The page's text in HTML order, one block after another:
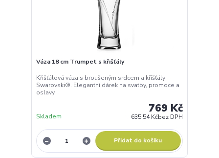
Váza 18 cm Trumpet s křišťály
Křišťálová váza s broušeným srdcem a křišťály
Swarovski®. Elegantní dárek na svatby, promoce a
oslavy.
769 Kč
635,54 Kčbez DPH
Skladem
Přidat do košíku